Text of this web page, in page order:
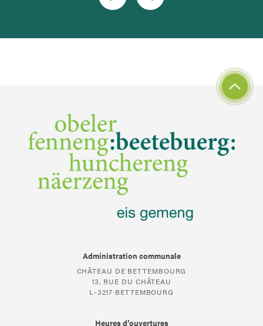
Administration communale
CHÂTEAU DE BETTEMBOURG
13, RUE DU CHÂTEAU
L-3217 BETTEMBOURG
Heures d’ouvertures